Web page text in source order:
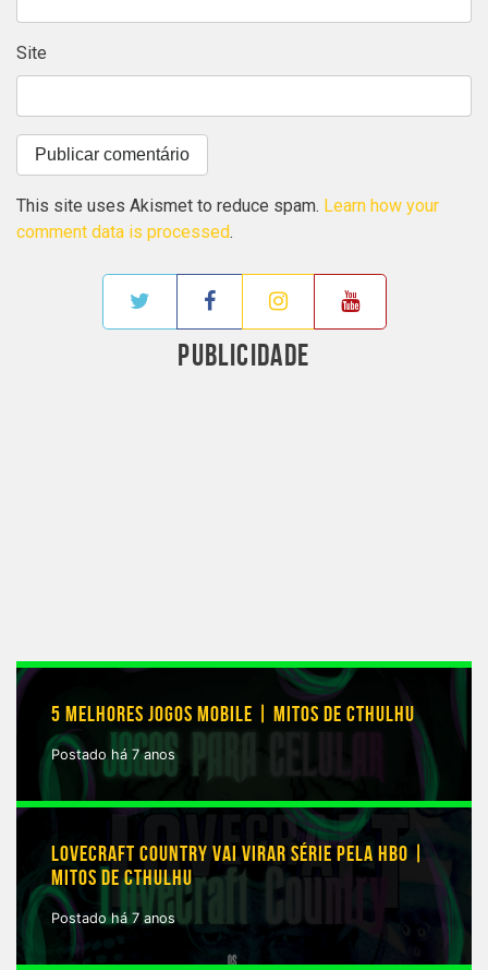
Site
This site uses Akismet to reduce spam. Learn how your
comment data is processed.
PUBLICIDADE
5 MELHORES JOGOS MOBILE | MITOS DE CTHULHU
Postado há 7 anos
LOVECRAFT COUNTRY VAI VIRAR SÉRIE PELA HBO |
MITOS DE CTHULHU
Postado há 7 anos